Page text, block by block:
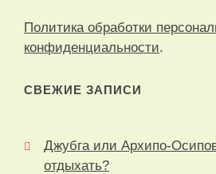
Политика обработки
конфиденциальности.
СВЕЖИЕ ЗАПИСИ
Джубга или Архипо-
отдыхать?